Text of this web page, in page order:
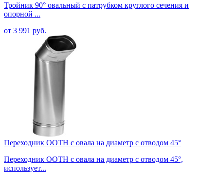
Тройник 90° овальный с патрубком круглого сечения и
опорной ...
от 3 991 руб.
Переходник OOTH с овала на диаметр с отводом 45°
Переходник OOTH с овала на диаметр с отводом 45°,
использует...